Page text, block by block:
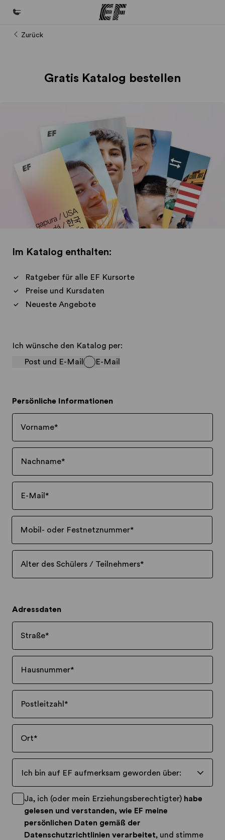
Programme
Büros in der Nähe
Wer wir sind
Werde Teil unseres Teams
Zurück
Gratis Katalog bestellen
Im Katalog enthalten:
Ratgeber für alle EF Kursorte
Preise und Kursdaten
Neueste Angebote
Ich wünsche den Katalog per:
Post und E-Mail
E-Mail
Persönliche Informationen
Vorname*
Nachname*
E-Mail *
Mobil- oder Festnetznummer*
Alter des Schülers / Teilnehmers*
Adressdaten
Straße*
Hausnummer*
Postleitzahl *
Ort*
Ich bin auf EF aufmerksam geworden über:
Ja, ich (oder mein Erziehungsberechtigter) habe
gelesen und verstanden, wie EF meine
persönlichen Daten gemäß der
Datenschutzrichtlinien verarbeitet, und stimme